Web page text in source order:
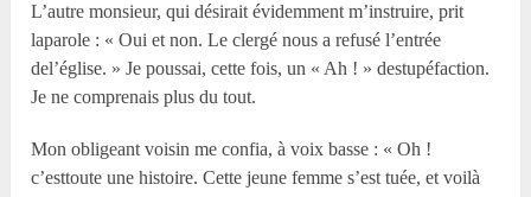
L’autre monsieur, qui désirait évidemment m’instruire, prit
laparole : « Oui et non. Le clergé nous a refusé l’entrée
del’église. » Je poussai, cette fois, un « Ah ! » destupéfaction.
Je ne comprenais plus du tout.
Mon obligeant voisin me confia, à voix basse : « Oh !
c’esttoute une histoire. Cette jeune femme s’est tuée, et voilà